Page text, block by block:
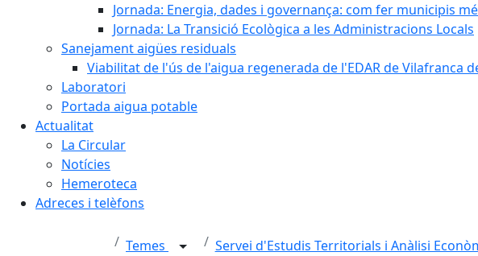
Jornada: Energia, dades i governança: com fer municipis
Jornada: La Transició Ecològica a les Administracions Locals
Sanejament aigües residuals
Viabilitat de l'ús de l'aigua regenerada de l'EDAR de Vilafranca
Laboratori
Portada aigua potable
Actualitat
La Circular
Notícies
Hemeroteca
Adreces i telèfons
Temes Servei d'Estudis Territorials i Anàlisi